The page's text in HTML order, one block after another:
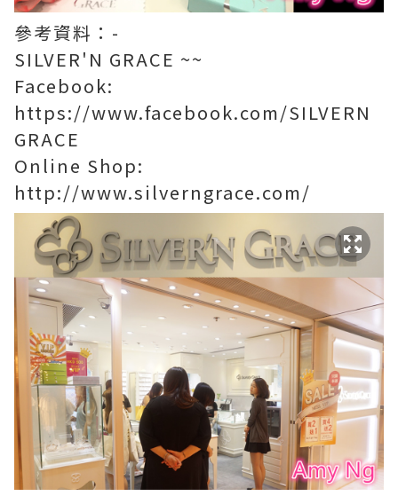
參考資料：-
SILVER'N GRACE ~~
Facebook:
https://www.facebook.com/SILVERN
GRACE
Online Shop:
http://www.silverngrace.com/